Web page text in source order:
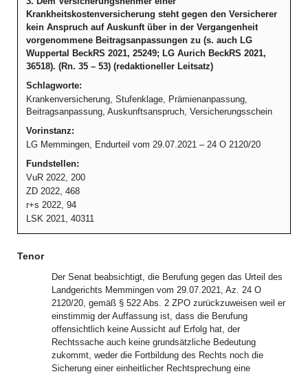
Krankheitskostenversicherung steht gegen den Versicherer
kein Anspruch auf Auskunft über in der Vergangenheit
vorgenommene Beitragsanpassungen zu (s. auch LG
Wuppertal BeckRS 2021, 25249; LG Aurich BeckRS 2021,
36518). (Rn. 35 – 53) (redaktioneller Leitsatz)
Schlagworte:
Krankenversicherung, Stufenklage, Prämienanpassung,
Beitragsanpassung, Auskunftsanspruch, Versicherungsschein
Vorinstanz:
LG Memmingen, Endurteil vom 29.07.2021 – 24 O 2120/20
Fundstellen:
VuR 2022, 200
ZD 2022, 468
r+s 2022, 94
LSK 2021, 40311
Tenor
Der Senat beabsichtigt, die Berufung gegen das Urteil des
Landgerichts Memmingen vom 29.07.2021, Az. 24 O
2120/20, gemäß § 522 Abs. 2 ZPO zurückzuweisen weil er
einstimmig der Auffassung ist, dass die Berufung
offensichtlich keine Aussicht auf Erfolg hat, der
Rechtssache auch keine grundsätzliche Bedeutung
zukommt, weder die Fortbildung des Rechts noch die
Sicherung einer einheitlicher Rechtsprechung eine